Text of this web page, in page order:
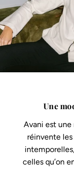
Une
Avani est une
réinvente les
celles qu’on